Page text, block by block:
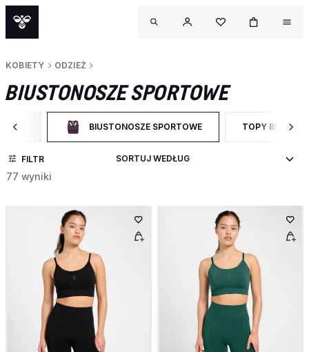
KOBIETY ODZIEŻ
BIUSTONOSZE SPORTOWE
DO CATEGORY: ODZIEŻBIUSTONOSZE SPORTOWE
WYBRANY OBECNIE ZAWĘŻONO DO CATEGORY:
TOPY BEZ
ZAWĘŹ DO
FILTR
77 wyniki